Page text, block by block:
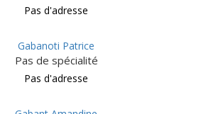
Pas d'adresse
Gabanoti Patrice
Pas de spécialité
Pas d'adresse